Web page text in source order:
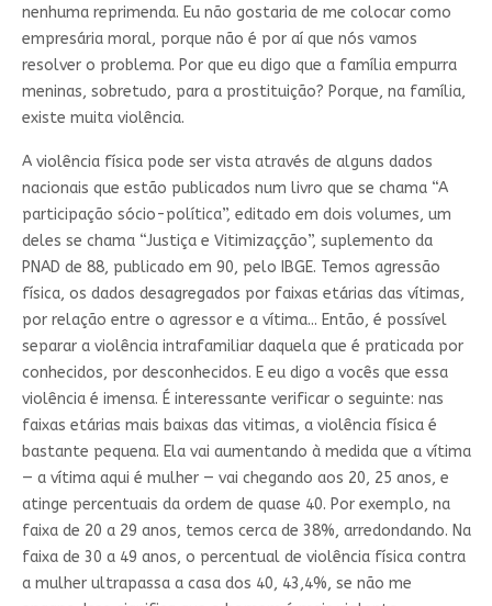
nenhuma reprimenda. Eu não gostaria de me colocar como
empresária moral, porque não é por aí que nós vamos
resolver o problema. Por que eu digo que a família empurra
meninas, sobretudo, para a prostituição? Porque, na família,
existe muita violência.
A violência física pode ser vista através de alguns dados
nacionais que estão publicados num livro que se chama “A
participação sócio-política”, editado em dois volumes, um
deles se chama “Justiça e Vitimizaçção”, suplemento da
PNAD de 88, publicado em 90, pelo IBGE. Temos agressão
física, os dados desagregados por faixas etárias das vítimas,
por relação entre o agressor e a vítima... Então, é possível
separar a violência intrafamiliar daquela que é praticada por
conhecidos, por desconhecidos. E eu digo a vocês que essa
violência é imensa. É interessante verificar o seguinte: nas
faixas etárias mais baixas das vitimas, a violência física é
bastante pequena. Ela vai aumentando à medida que a vítima
— a vítima aqui é mulher — vai chegando aos 20, 25 anos, e
atinge percentuais da ordem de quase 40. Por exemplo, na
faixa de 20 a 29 anos, temos cerca de 38%, arredondando. Na
faixa de 30 a 49 anos, o percentual de violência física contra
a mulher ultrapassa a casa dos 40, 43,4%, se não me